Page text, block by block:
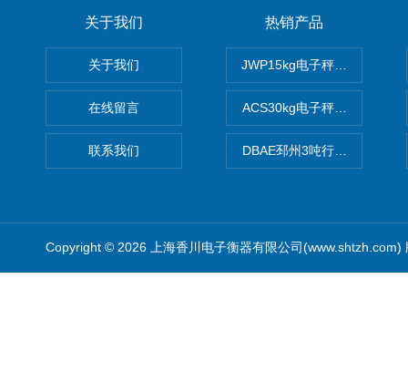
关于我们
关于我们
在线留言
联系我们
热销产品
JWP15kg电子秤价格,15公
ACS30kg电子秤价格,30公
DBAE邳州3吨行车电子吊秤
Copyright © 2026 上海香川电子衡器有限公司(www.shtzh.com)